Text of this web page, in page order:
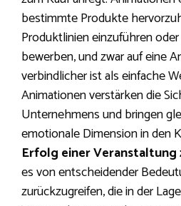
bestimmte Produkte
Produktlinien einzuführen
bewerben, und zwar auf eine
verbindlicher ist als einfache
Animationen verstärken die
Unternehmens und bringen
emotionale Dimension in den
Erfolg einer Veranstaltung
es von entscheidender
zurückzugreifen, die in der